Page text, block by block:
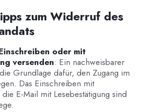
zum Widerruf des
oder mit
versenden: Ein nachweisbarer
Grundlage dafür, den Zugang im
Das Einschreiben mit
E-Mail mit Lesebestätigung sind